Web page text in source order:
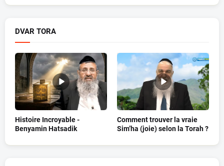
DVAR TORA
Histoire Incroyable -
Benyamin Hatsadik
Comment trouver la vraie
Sim’ha (joie) selon la Torah ?